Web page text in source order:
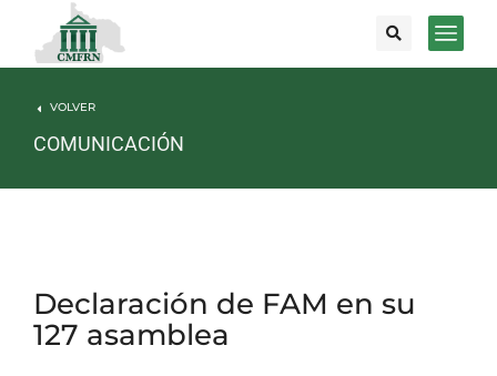
VOLVER
COMUNICACIÓN
Declaración de FAM en su
127 asamblea